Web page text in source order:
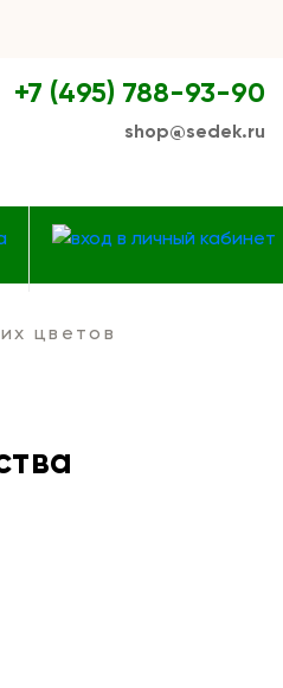
+7 (495) 788-93-90
shop@sedek.ru
цветов